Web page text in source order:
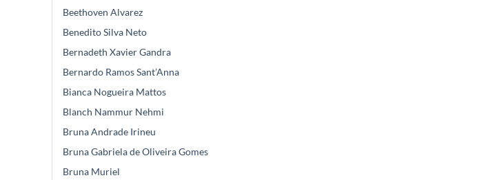
Beethoven Alvarez
Benedito Silva Neto
Bernadeth Xavier Gandra
Bernardo Ramos Sant’Anna
Bianca Nogueira Mattos
Blanch Nammur Nehmi
Bruna Andrade Irineu
Bruna Gabriela de Oliveira Gomes
Bruna Muriel